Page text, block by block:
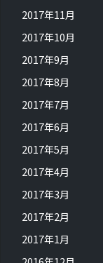
2017年11月
2017年10月
2017年9月
2017年8月
2017年7月
2017年6月
2017年5月
2017年4月
2017年3月
2017年2月
2017年1月